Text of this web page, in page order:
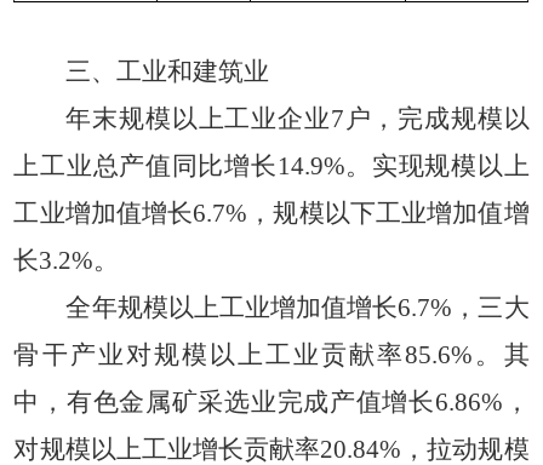
三、工业和建筑业
年末规模以上工业企业7户，完成规模以
上工业总产值同比增长14.9%。实现规模以上
工业增加值增长6.7%，规模以下工业增加值增
长3.2%。
全年规模以上工业增加值增长6.7%，三大
骨干产业对规模以上工业贡献率85.6%。其
中，有色金属矿采选业完成产值增长6.86%，
对规模以上工业增长贡献率20.84%，拉动规模